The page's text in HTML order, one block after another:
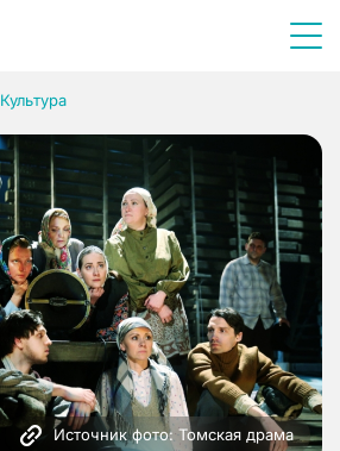
Культура
Источник фото: Томская драма